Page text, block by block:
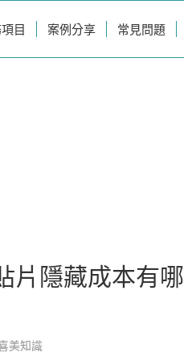
目 案例分享 常見問題
片隱藏成本有哪
美知識